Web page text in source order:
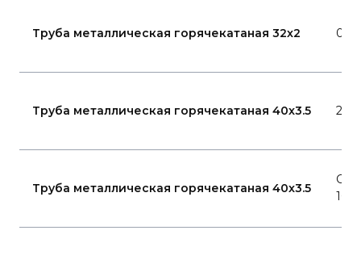
Труба металлическая горячекатаная 32x2
Труба металлическая горячекатаная 40x3.5 20
Труба металлическая горячекатаная 40x3.5
10